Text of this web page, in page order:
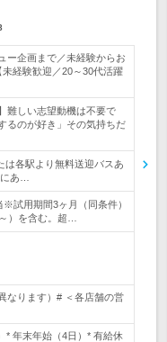
ー企画まで／未経験からお
経験歓迎／20～30代活躍
難しい志望動機は不要で
るのが好き」その気持ちだ
は各駅より無料送迎バスあ
あ…
試用期間3ヶ月（同条件）
）を含む。超…
なります）# ＜各店舗の営
* 年末年始（4日）* 有給休